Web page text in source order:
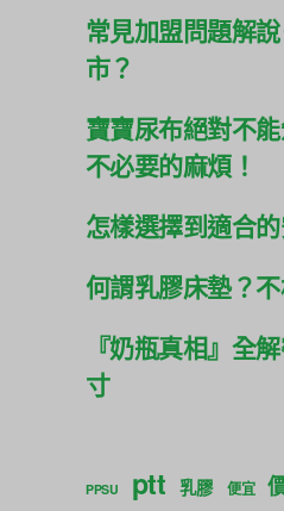
常見加盟問題解
市？
寶寶尿布絕對不
不必要的麻煩！
怎樣選擇到適合
何謂乳膠床墊？
『奶瓶真相』全
寸
PPSU ptt 乳膠 便宜